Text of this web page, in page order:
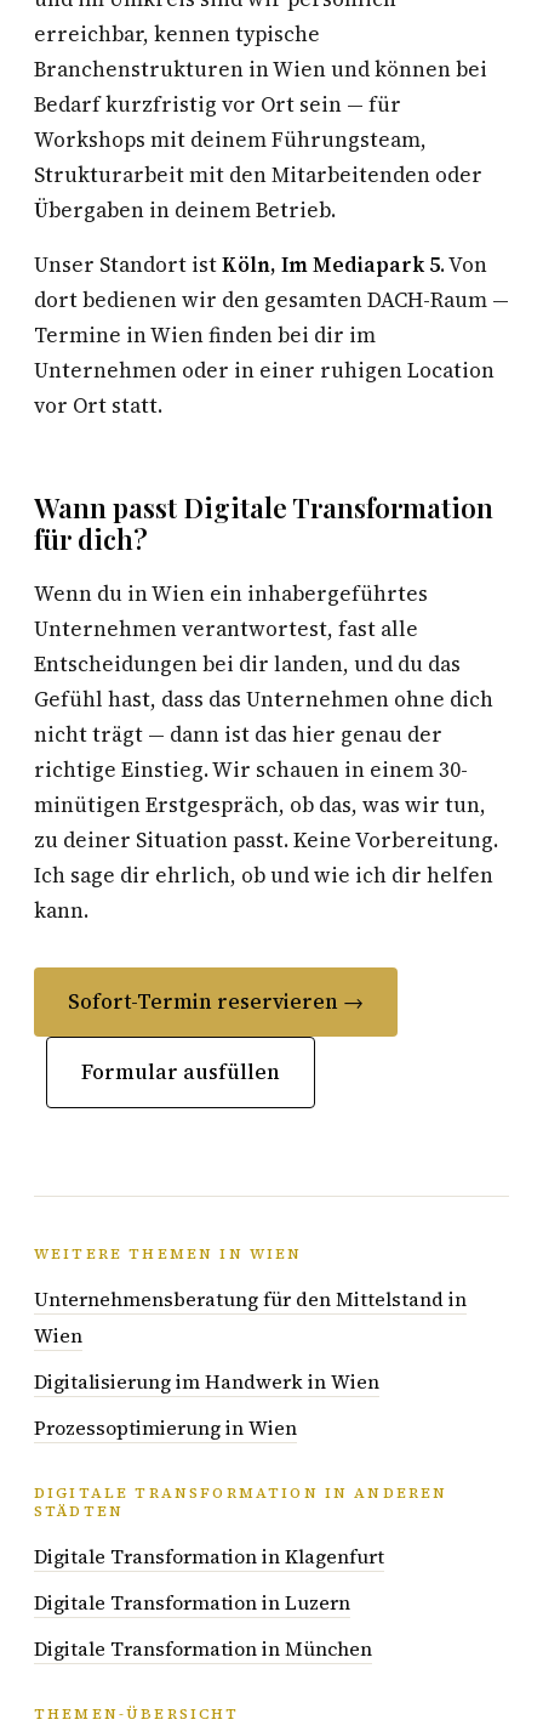
erreichbar, kennen typische
Branchenstrukturen in Wien und können bei
Bedarf kurzfristig vor Ort sein — für
Workshops mit deinem Führungsteam,
Strukturarbeit mit den Mitarbeitenden oder
Übergaben in deinem Betrieb.
Unser Standort istKöln, Im Mediapark 5. Von
dort bedienen wir den gesamten DACH-Raum —
Termine in Wien finden bei dir im
Unternehmen oder in einer ruhigen Location
vor Ort statt.
Wann passt Digitale Transformation
für dich?
Wenn du in Wien ein inhabergeführtes
Unternehmen verantwortest, fast alle
Entscheidungen bei dir landen, und du das
Gefühl hast, dass das Unternehmen ohne dich
nicht trägt — dann ist das hier genau der
richtige Einstieg. Wir schauen in einem 30-
minütigen Erstgespräch, ob das, was wir tun,
zu deiner Situation passt. Keine Vorbereitung.
Ich sage dir ehrlich, ob und wie ich dir helfen
kann.
Sofort-Termin reservieren →
Formular ausfüllen
WEITERE THEMEN IN WIEN
Unternehmensberatung für den Mittelstand in
Wien
Digitalisierung im Handwerk in Wien
Prozessoptimierung in Wien
DIGITALE TRANSFORMATION IN ANDEREN
STÄDTEN
Digitale Transformation in Klagenfurt
Digitale Transformation in Luzern
Digitale Transformation in München
THEMEN-ÜBERSICHT